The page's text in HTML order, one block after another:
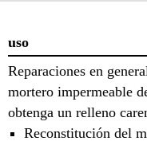
uso
Reparaciones en
mortero impermeable
obtenga un relleno
Reconstitución del